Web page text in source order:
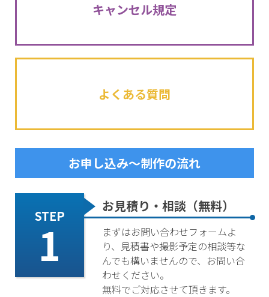
キャンセル規定
よくある質問
お申し込み～制作の流れ
STEP
1
お見積り・相談（無料）
まずはお問い合わせフォームよ
り、見積書や撮影予定の相談等な
んでも構いませんので、お問い合
わせください。
無料でご対応させて頂きます。